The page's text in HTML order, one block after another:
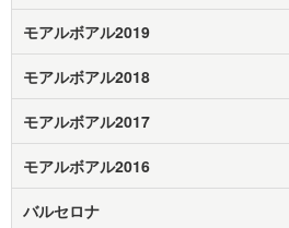
モアルボアル2019
モアルボアル2018
モアルボアル2017
モアルボアル2016
バルセロナ